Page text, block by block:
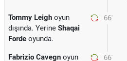
66'
Tommy Leigh oyun
dışında. Yerine Shaqai
Forde oyunda.
66'
Fabrizio Cavegn oyun